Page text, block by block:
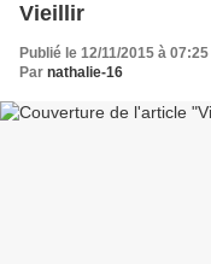
Vieillir
Publié le 12/11/2015 à 07:25
Par nathalie-16